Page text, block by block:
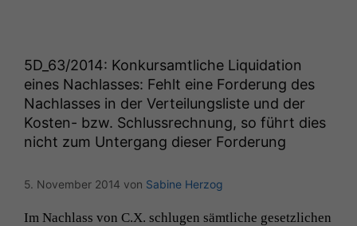
5D_63/2014: Konkursamtliche Liquidation
eines Nachlasses: Fehlt eine Forderung des
Nachlasses in der Verteilungsliste und der
Kosten- bzw. Schlussrechnung, so führt dies
nicht zum Untergang dieser Forderung
5. November 2014 von Sabine Herzog
Im Nach­lass von C.X. schlu­gen sämtliche geset­zlichen